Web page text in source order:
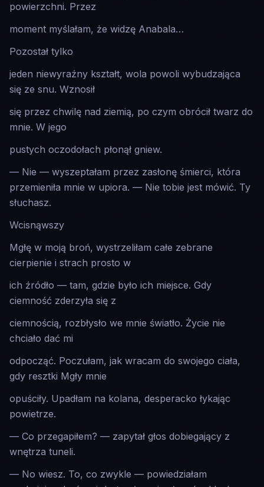
powierzchni. Przez
moment myślałam, że widzę Anabala…
Pozostał tylko
jeden niewyraźny kształt, wola powoli wybudzająca
się ze snu. Wznosił
się przez chwilę nad ziemią, po czym obrócił twarz do
mnie. W jego
pustych oczodołach płonął gniew.
— Nie — wyszeptałam przez zasłonę śmierci, która
przemieniła mnie w upiora. — Nie tobie jest mówić. Ty
słuchasz.
Wcisnąwszy
Mgłę w moją broń, wystrzeliłam całe zebrane
cierpienie i strach prosto w
ich źródło — tam, gdzie było ich miejsce. Gdy
ciemność zderzyła się z
ciemnością, rozbłysło we mnie światło. Życie nie
chciało dać mi
odpocząć. Poczułam, jak wracam do swojego ciała,
gdy resztki Mgły mnie
opuściły. Upadłam na kolana, desperacko łykając
powietrze.
— Co przegapiłem? — zapytał głos dobiegający z
wnętrza tuneli.
— No wiesz. To, co zwykle — powiedziałam